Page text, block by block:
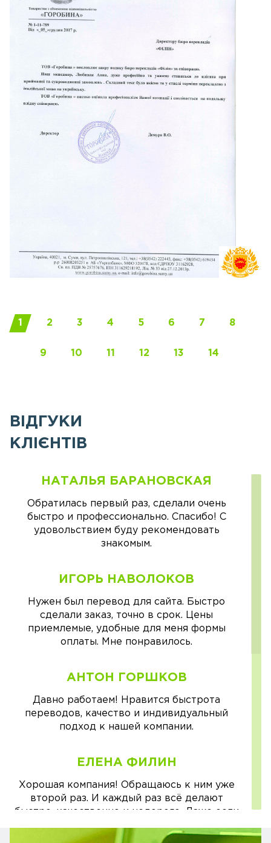
1 2 3 4 5 6 7 8
9 10 11 12 13 14
ВІДГУКИ
КЛІЄНТІВ
НАТАЛЬЯ БАРАНОВСКАЯ
Обратилась первый раз, сделали очень
быстро и профессионально. Спасибо! С
удовольствием буду рекомендовать
знакомым.
ИГОРЬ НАВОЛОКОВ
Нужен был перевод для сайта. Быстро
сделали заказ, точно в срок. Цены
приемлемые, удобные для меня формы
оплаты. Мне понравилось.
АНТОН ГОРШКОВ
Давно работаем! Нравится быстрота
переводов, качество и индивидуальный
подход к нашей компании.
ЕЛЕНА ФИЛИН
Хорошая компания! Обращаюсь к ним уже
второй раз. И каждый раз всё делают
быстро, качественно и недорого. Даже если
расскажут и подскажут все тонкости.